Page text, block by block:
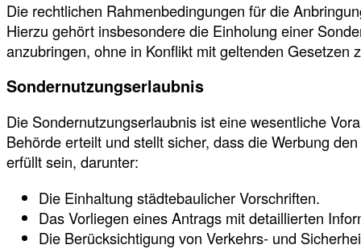
Die rechtlichen Rahmenbedingungen für die
Hierzu gehört insbesondere die Einholung einer
anzubringen, ohne in Konflikt mit geltenden Gesetzen
Sondernutzungserlaubnis
Die Sondernutzungserlaubnis ist eine wesentliche
Behörde erteilt und stellt sicher, dass die Werbung
erfüllt sein, darunter:
Die Einhaltung städtebaulicher Vorschriften.
Das Vorliegen eines Antrags mit detaillierten
Die Berücksichtigung von Verkehrs- und